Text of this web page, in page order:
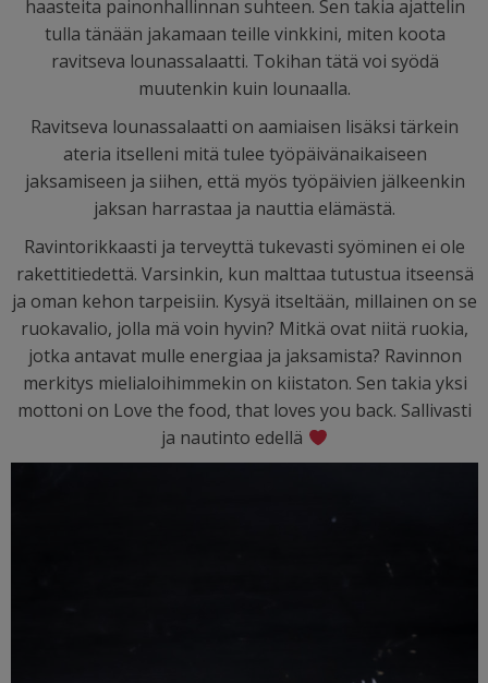
haasteita painonhallinnan suhteen. Sen takia ajattelin
tulla tänään jakamaan teille vinkkini, miten koota
ravitseva lounassalaatti. Tokihan tätä voi syödä
muutenkin kuin lounaalla.
Ravitseva lounassalaatti on aamiaisen lisäksi tärkein
ateria itselleni mitä tulee työpäivänaikaiseen
jaksamiseen ja siihen, että myös työpäivien jälkeenkin
jaksan harrastaa ja nauttia elämästä.
Ravintorikkaasti ja terveyttä tukevasti syöminen ei ole
rakettitiedettä. Varsinkin, kun malttaa tutustua itseensä
ja oman kehon tarpeisiin. Kysyä itseltään, millainen on se
ruokavalio, jolla mä voin hyvin? Mitkä ovat niitä ruokia,
jotka antavat mulle energiaa ja jaksamista? Ravinnon
merkitys mielialoihimmekin on kiistaton. Sen takia yksi
mottoni on Love the food, that loves you back. Sallivasti
ja nautinto edellä